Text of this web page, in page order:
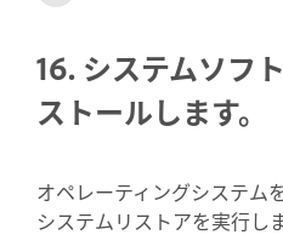
16. システムソフ
ストールします。
オペレーティングシステム
システムリストアを実行しま